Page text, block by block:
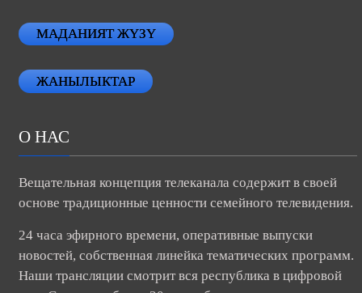
МАДАНИЯТ ЖҮЗҮ
ЖАНЫЛЫКТАР
О НАС
Вещательная концепция телеканала содержит в своей
основе традиционные ценности семейного телевидения.
24 часа эфирного времени, оперативные выпуски
новостей, собственная линейка тематических программ.
Наши трансляции смотрит вся республика в цифровой